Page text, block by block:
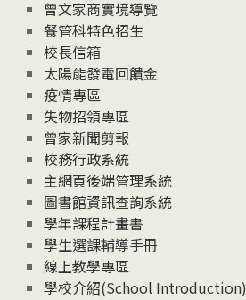
息
News
曾文家商實境導覽
餐管科特色招生
校長信箱
太陽能發電回饋金
疫情專區
失物招領專區
曾家新聞剪報
校務行政系統
主網頁後端管理系統
圖書館資訊查詢系統
學年課程計畫書
學生選課輔導手冊
線上教學專區
學校介紹(School Introduction)